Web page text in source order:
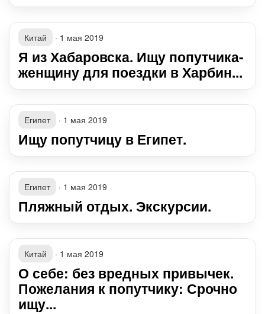
Китай · 1 мая 2019
Я из Хабаровска. Ищу попутчика-
женщину для поездки в Харбин...
Египет · 1 мая 2019
Ищу попутчицу в Египет.
Египет · 1 мая 2019
Пляжный отдых. Экскурсии.
Китай · 1 мая 2019
О себе: без вредных привычек.
Пожелания к попутчику: Срочно
ищу...